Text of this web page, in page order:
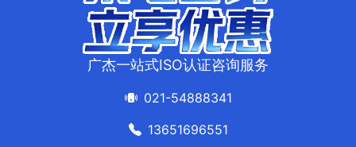
广杰一站式ISO认证咨询服务
021-54888341
13651696551